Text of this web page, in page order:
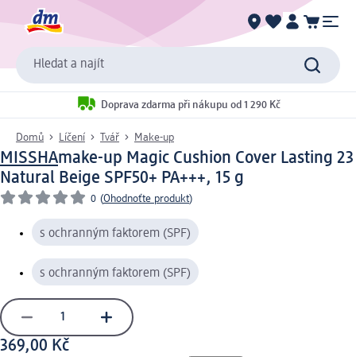
Hledat a najít
Doprava zdarma při nákupu od 1 290 Kč
Domů Líčení Tvář Make-up
MISSHAmake-up Magic Cushion Cover Lasting 23
Natural Beige SPF50+ PA+++, 15 g
0 (Ohodnoťte produkt)
s ochranným faktorem (SPF)
s ochranným faktorem (SPF)
369,00 Kč